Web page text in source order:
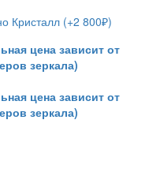
Кристалл (+2 800₽)
цена зависит от
зеркала)
цена зависит от
зеркала)